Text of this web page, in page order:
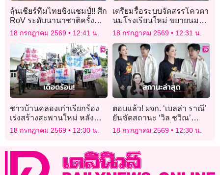
ลุ้นเชียร์ทีมไทยชิงแชมป์!! ศึก
RoV ระดับนานาชาติครั้ง
ใหญ่แห่งปี “APL 2026”
18 กรกฎาคม 2569 12:41 น.
เตรียมรื้อระบบจัดสรรโควตา
นมโรงเรียนใหม่ ขยายนมฟรี
ถึง ม.3
18 กรกฎาคม 2569 12:31 น.
ชาวบ้านคลองเก่าเรียกร้อง
เร่งสร้างสะพานใหม่ หลัง
ล่าช้านานนับเดือนส่งผลกระ
ทบเศรษฐกิจในพื้นที่
18 กรกฎาคม 2569 12:30 น.
ตอบแล้ว! ผจก. ‘เบลล่า ราณี’
ยันชัดสถานะ ‘วิล ชวิณ’
ล่าสุด หลังมีคนเห็นควงคู่สวี
ทสิงคโปร์
18 กรกฎาคม 2569 12:30 น.